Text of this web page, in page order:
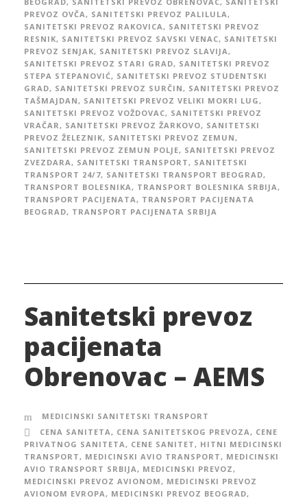
PREVOZ OVČA , SANITETSKI PREVOZ PALILULA ,
SANITETSKI PREVOZ RAKOVICA , SANITETSKI PREVOZ
RESNIK, SANITETSKI PREVOZ SAVSKI VENAC, SANITETSKI
PREVOZ SENJAK, SANITETSKI PREVOZ SLAVIJA ,
SANITETSKI PREVOZ STARI GRAD, SANITETSKI PREVOZ
STEPA STEPANOVIĆ, SANITETSKI PREVOZ STUDENTSKI
GRAD, SANITETSKI PREVOZ SURČIN , SANITETSKI PREVOZ
TAŠMAJDAN , SANITETSKI PREVOZ VELIKI MOKRI LUG ,
SANITETSKI PREVOZ VOŽDOVAC, SANITETSKI PREVOZ
VRAČAR , SANITETSKI PREVOZ ŽARKOVO, SANITETSKI
PREVOZ ŽELEZNIK, SANITETSKI PREVOZ ZEMUN ,
SANITETSKI PREVOZ ZEMUN POLJE, SANITETSKI PREVOZ
ZVEZDARA , SANITETSKI TRANSPORT , SANITETSKI
TRANSPORT 24/7, SANITETSKI TRANSPORT BEOGRAD,
TRANSPORT BOLESNIKA , TRANSPORT BOLESNIKA SRBIJA ,
TRANSPORT PACIJENATA , TRANSPORT PACIJENATA
BEOGRAD, TRANSPORT PACIJENATA SRBIJA
Sanitetski prevoz
pacijenata
Obrenovac – AEMS
MEDICINSKI SANITETSKI TRANSPORT
CENA SANITETA, CENA SANITETSKOG PREVOZA, CENE
PRIVATNOG SANITETA, CENE SANITET, HITNI MEDICINSKI
TRANSPORT, MEDICINSKI AVIO TRANSPORT, MEDICINSKI
AVIO TRANSPORT SRBIJA, MEDICINSKI PREVOZ,
MEDICINSKI PREVOZ AVIONOM, MEDICINSKI PREVOZ
AVIONOM EVROPA, MEDICINSKI PREVOZ BEOGRAD,